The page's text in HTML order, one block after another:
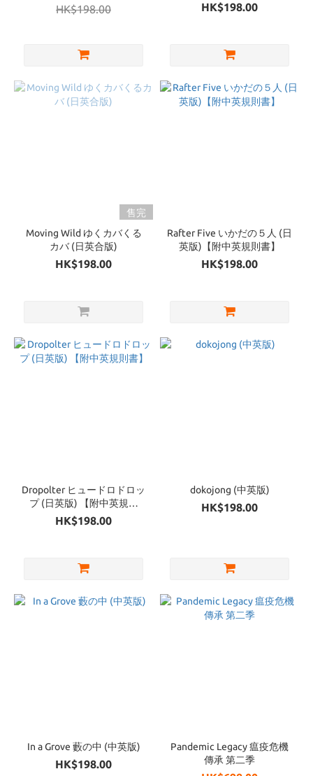
HK$198.00 HK$198.00
售完
Moving Wild ゆくカバくる
カバ (日英合版)
HK$198.00
Rafter Five いかだの５人 (日
英版)【附中英規則書】
HK$198.00
Dropolter ヒュードロドロッ
プ (日英版) 【附中英規則
書】
HK$198.00
dokojong (中英版)
HK$198.00
In a Grove 藪の中 (中英版)
HK$198.00
Pandemic Legacy 瘟疫危機
傳承 第二季